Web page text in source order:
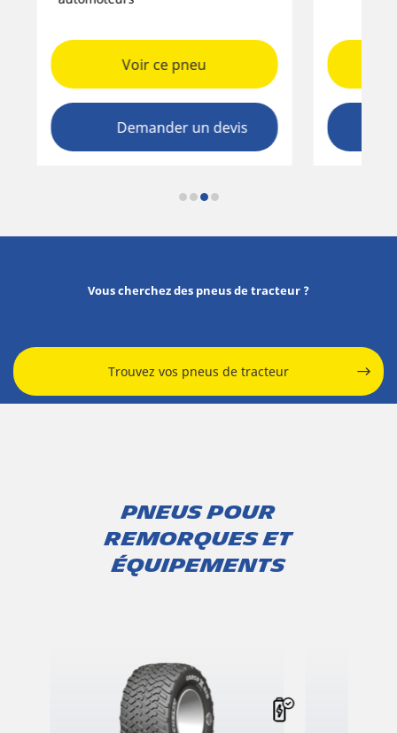
Voir ce pneu
Demander un devis
Vous cherchez des pneus de tracteur ?
Trouvez vos pneus de tracteur
PNEUS POUR
REMORQUES ET
ÉQUIPEMENTS